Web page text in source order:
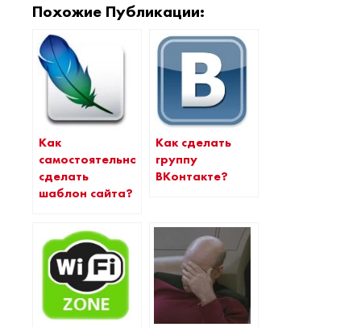
Похожие Публикации:
Как
самостоятельно
сделать
шаблон сайта?
Как сделать
группу
ВКонтакте?